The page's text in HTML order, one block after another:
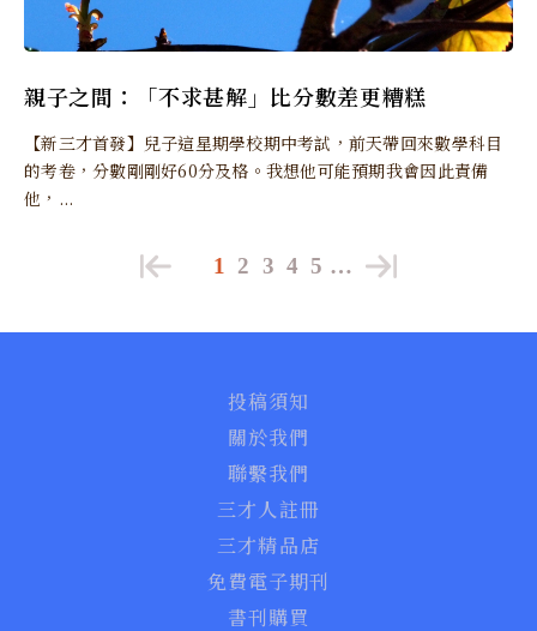
親子之間：「不求甚解」比分數差更糟糕
【新三才首發】兒子這星期學校期中考試，前天帶回來數學科目
的考卷，分數剛剛好60分及格。我想他可能預期我會因此責備
他，...
1 2 3 4 5 …
投稿須知
關於我們
聯繫我們
三才人註冊
三才精品店
免費電子期刊
書刊購買